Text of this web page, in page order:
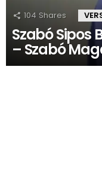
104 Shares
Szabó Sipos
– Szabó